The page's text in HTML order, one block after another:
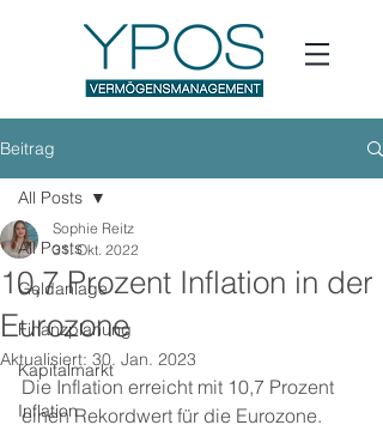
Beitrag
All Posts
Geldanlage
Finanzplanung
Kapitalmarkt
Inflation
All Posts
10,7 Prozent Inflation in der
Eurozone
Sophie Reitz
31. Okt. 2022
Aktualisiert: 30. Jan. 2023
Die Inflation erreicht mit 10,7 Prozent
einen Rekordwert für die Eurozone.